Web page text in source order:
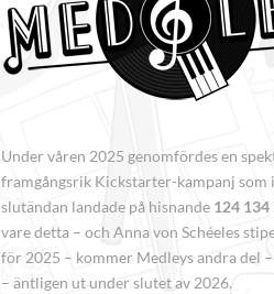
Under våren 2025 genomfördes en
framgångsrik Kickstarter-kampanj som i
slutändan landade på hisnande 124
vare detta – och Anna von Schéeles
för 2025 – kommer Medleys andra del
– äntligen ut under slutet av 2026.